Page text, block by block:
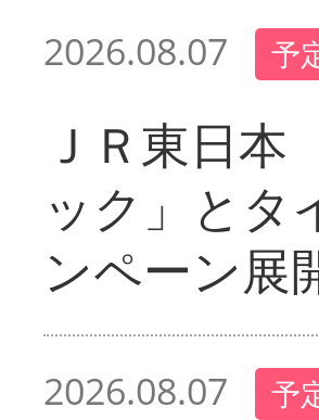
2026.08.07 予
ＪＲ東日
ック」とタ
ンペーン展
2026.08.07 予